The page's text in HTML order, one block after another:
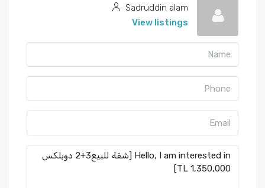
Sadruddin alam
View listings